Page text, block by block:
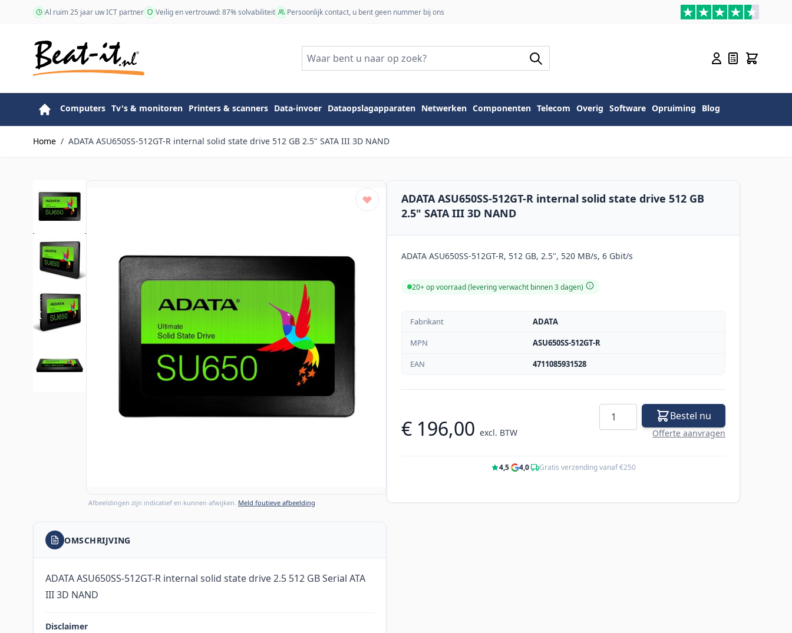
Ga naar de inhoudAl ruim 25 jaar uw ICT partner Veilig en vertrouwd: 87% solvabiliteit Persoonlijk contact, u bent geen nummer bij ons
Computers Tv's & monitoren Printers & scanners Data-invoer Dataopslagapparaten Netwerken Componenten Telecom Overig Software Opruiming Blog
Home / ADATA ASU650SS-512GT-R internal solid state drive 512 GB 2.5" SATA III 3D NAND
Afbeeldingen zijn indicatief en kunnen afwijken. Meld foutieve afbeelding
ADATA ASU650SS-512GT-R internal solid state drive 512 GB
2.5" SATA III 3D NAND
ADATA ASU650SS-512GT-R, 512 GB, 2.5", 520 MB/s, 6 Gbit/s
20+ op voorraad (levering verwacht binnen 3 dagen)
Fabrikant
ADATA
MPN
ASU650SS-512GT-R
EAN
4711085931528
€ 196,00 excl. BTW
Aantal Bestel nu
Offerte aanvragen
4,5· 4,0· Gratis verzending vanaf €250
OMSCHRIJVING
ADATA ASU650SS-512GT-R internal solid state drive 2.5 512 GB Serial ATA
III 3D NAND
Disclaimer